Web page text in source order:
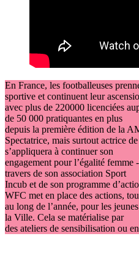
En France, les footballeuses
sportive et continuent leur
avec plus de 220000 licenciées
de 50 000 pratiquantes en plus
depuis la première édition de la
Spectatrice, mais surtout actrice
s’appliquera à continuer son
engagement pour l’égalité
travers de son association Sport
Incub et de son programme
WFC met en place des actions,
au long de l’année, pour les
la Ville. Cela se matérialise par
des ateliers de sensibilisation ou